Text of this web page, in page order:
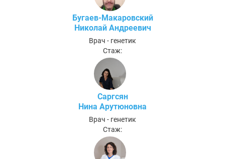
Бугаев-Макаровский
Николай Андреевич
Врач - генетик
Стаж:
Саргсян
Нина Арутюновна
Врач - генетик
Стаж: